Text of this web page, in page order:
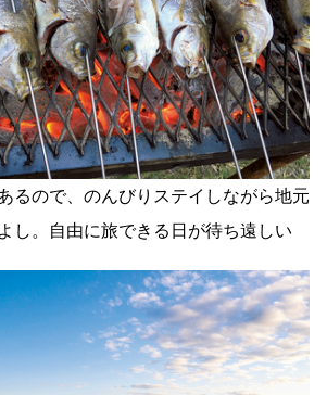
るので、のんびりステイしながら地元
し。自由に旅できる日が待ち遠しい